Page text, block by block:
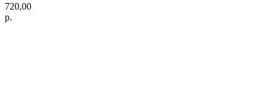
720,00
р.